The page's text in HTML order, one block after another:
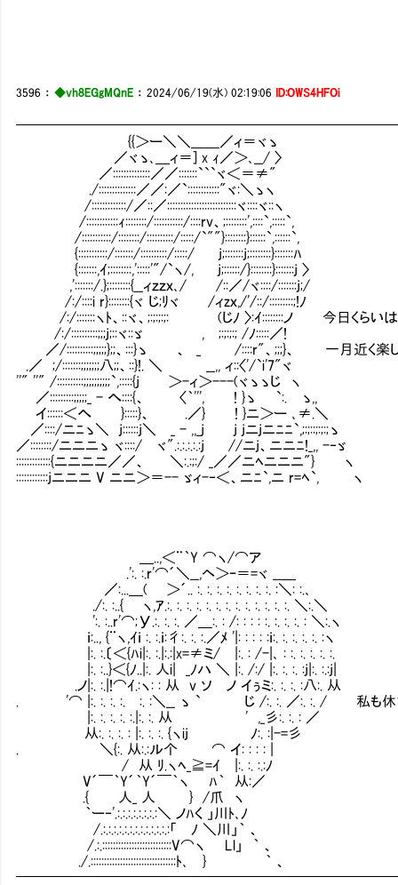
3596 ：◆vh8EGgMQnE ：2024/06/19(水) 02:19:06 ID:OWS4HFOi
{{＞ー＼＼＿＿／ィ＝ヾゝ
／ヾゝ､＿ィ＝] x ｨ／＞､__/ 〉
／::::::::::::::／／:::::::```ヾ＜＝≠"
./::::::::::::::／／:／`::::::::::::"ヾ:＼ゝヽ
/:::::::::::::/／::／::::::::::::::::::::::::::ヾ::::ヾ::ヽ
/::::::::::::ｨ::::::::/:::::::::::/::::rv、;::::::::',::::`,:::::`,
/:::::::::::/::::::::/::::::::::/:::::/`""}::::::::}::::::`,::::::`,
{:::::::::::/:::::::/::::::::::/:::::/ j;:::::::j;::::::::}:::::::ﾊ
{:::::::,ｲ;::::::::,':::::'"/`ヽ/, j;::::::/}::::::::}:::::::j 〉
,':::::::/.};::::::::{__ィｚｚｘ､/ /::／/ヾ::::/:::::::j;/
/:/::::i r}::::::::{ヾ じ;ﾘヾ /ィzｘ,/'/::/:::::::::;!ﾉ
/:/:::::::ヽﾄ、::ヾ、;:;:;:;: (じﾉ 〉:ｲ::::::::ノ 今日くらいは
/:/::::::::::;;;j;::ヾ::ゞ , ;:;:;:; /ﾉ:::::／!
／/::::::::::;;;;;};;、:::}ゝ 、 _ /::::r"、;;;}、 一月近く楽し
.／ ;/:::::::;;;;;;;八;;、::}!. ＼ __,, ィ::〈'/`i'7"ヾ
''" ''" /::::::::::;;;;;;;;;;`,:::::{j ＞-ィ＞---(ヾゝゝじ ヽ
／:::::::::;;;;;_ - へ::::{、 〈｀''', ! }ゝ `:. ゝ,,
イ::::::＜へ }:::::}、 .／} ! }ニ＞ー ､≠.＼
／::::/ニﾆゝ＼ j::::::j＼ _ - ,,_j j jニjニﾆﾆ`,;:;::;:;:;ゝ
／::::::::/ニニニゝ ヾ::::/ ヾ".:.:.:.:.:j //ニj、ニニﾆ!_,, -‐ゞ
:::::::::::::{ニニニニ／／、 ＼:.:;:/ _／／ニﾍニニニ"} ヽ
::::::::::::jニニニ V ニニ＞＝-- ゞィ-‐＜、ニﾆ`,ニ r=ﾍ`, ヽ
＿..,＜¨｀Y ⌒ヽ/⌒ア
.':. :.r'⌒´＼__,ヘ＞ｰ＝=ヾ __＿
／:...＿( ＞´.. :. :. :. :. :. :. :. :. :＼: :.､
./:. :..{ ヽ,ｱ.:. :. :. :. :. :. :. :. :. :. :. :. :. ＼:.＼
':. :..r'⌒;У.:. :. :. ／＿:. : /: : : : :. :. :. :. : ＼:.ヽ
ｉ:.., {¨ヽ,ｲｉ :. :.ｉ:彳:. :. :.／ﾒ '|: : : : :ｉ:. :. :. :. :. :ヽ
|:. :.〔＜{ﾊi|:. :.|:.:|x=≠ミ/ |:. : /-|､ : :. :. :. :. :.
|:. :..}＜{ﾉ..|:. 人i| _ﾉハ ＼ |:. /:/ |:. :. :. :j|:. :.:j|
.ノ|:. :.|!⌒ｲ.:ヽ: : 从 v ソ ノ イぅミ:. :. :. :八:. 从
. '⌒ |:. :. :. :.Ⅵ:. :＼__ ゝ ` じ /:. :. ／:. :. / 私も休ま
|:. :. :. :. :.|:. :. 从 ' ,_彡:. :. : ／
从:. :. :. : |:. :. :. {ヽij ﾉ:. :|-=彡
. ＼{:. 从:.:ル个 ⌒ イ: : : : |
/ 从 ﾘ.ヽﾍ_≧=ｲ |:. :. :.:ﾉ
V´￣｀Y´｀Y´￣｀ヽ ﾊ｀ 从:／
.{ 人_ 人 } /爪 ヽ
｀ー‐'.:.:.:.:.:.:.:.:＼ ノﾊく 」川ﾄ､ﾉ
/.:.:.:.:.:.:.:.:.:.:.:.:.:「 ﾉ ＼川」｀ 、
/.:.::::::::::::::::::::::::::V⌒ヽ Ll」 ｀ 、
./.::::::::::::::::::::::::::::::::ﾄ､ } ｀ 、